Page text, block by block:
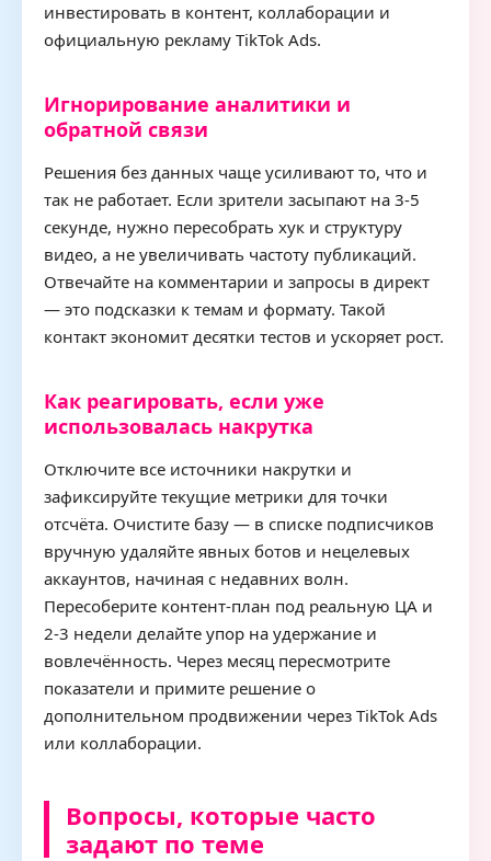
инвестировать в контент, коллаборации и
официальную рекламу TikTok Ads.
Игнорирование аналитики и
обратной связи
Решения без данных чаще усиливают то, что и
так не работает. Если зрители засыпают на 3-5
секунде, нужно пересобрать хук и структуру
видео, а не увеличивать частоту публикаций.
Отвечайте на комментарии и запросы в директ
— это подсказки к темам и формату. Такой
контакт экономит десятки тестов и ускоряет рост.
Как реагировать, если уже
использовалась накрутка
Отключите все источники накрутки и
зафиксируйте текущие метрики для точки
отсчёта. Очистите базу — в списке подписчиков
вручную удаляйте явных ботов и нецелевых
аккаунтов, начиная с недавних волн.
Пересоберите контент-план под реальную ЦА и
2-3 недели делайте упор на удержание и
вовлечённость. Через месяц пересмотрите
показатели и примите решение о
дополнительном продвижении через TikTok Ads
или коллаборации.
Вопросы, которые часто
задают по теме